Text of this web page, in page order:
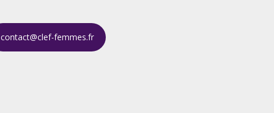
contact@clef-femmes.fr